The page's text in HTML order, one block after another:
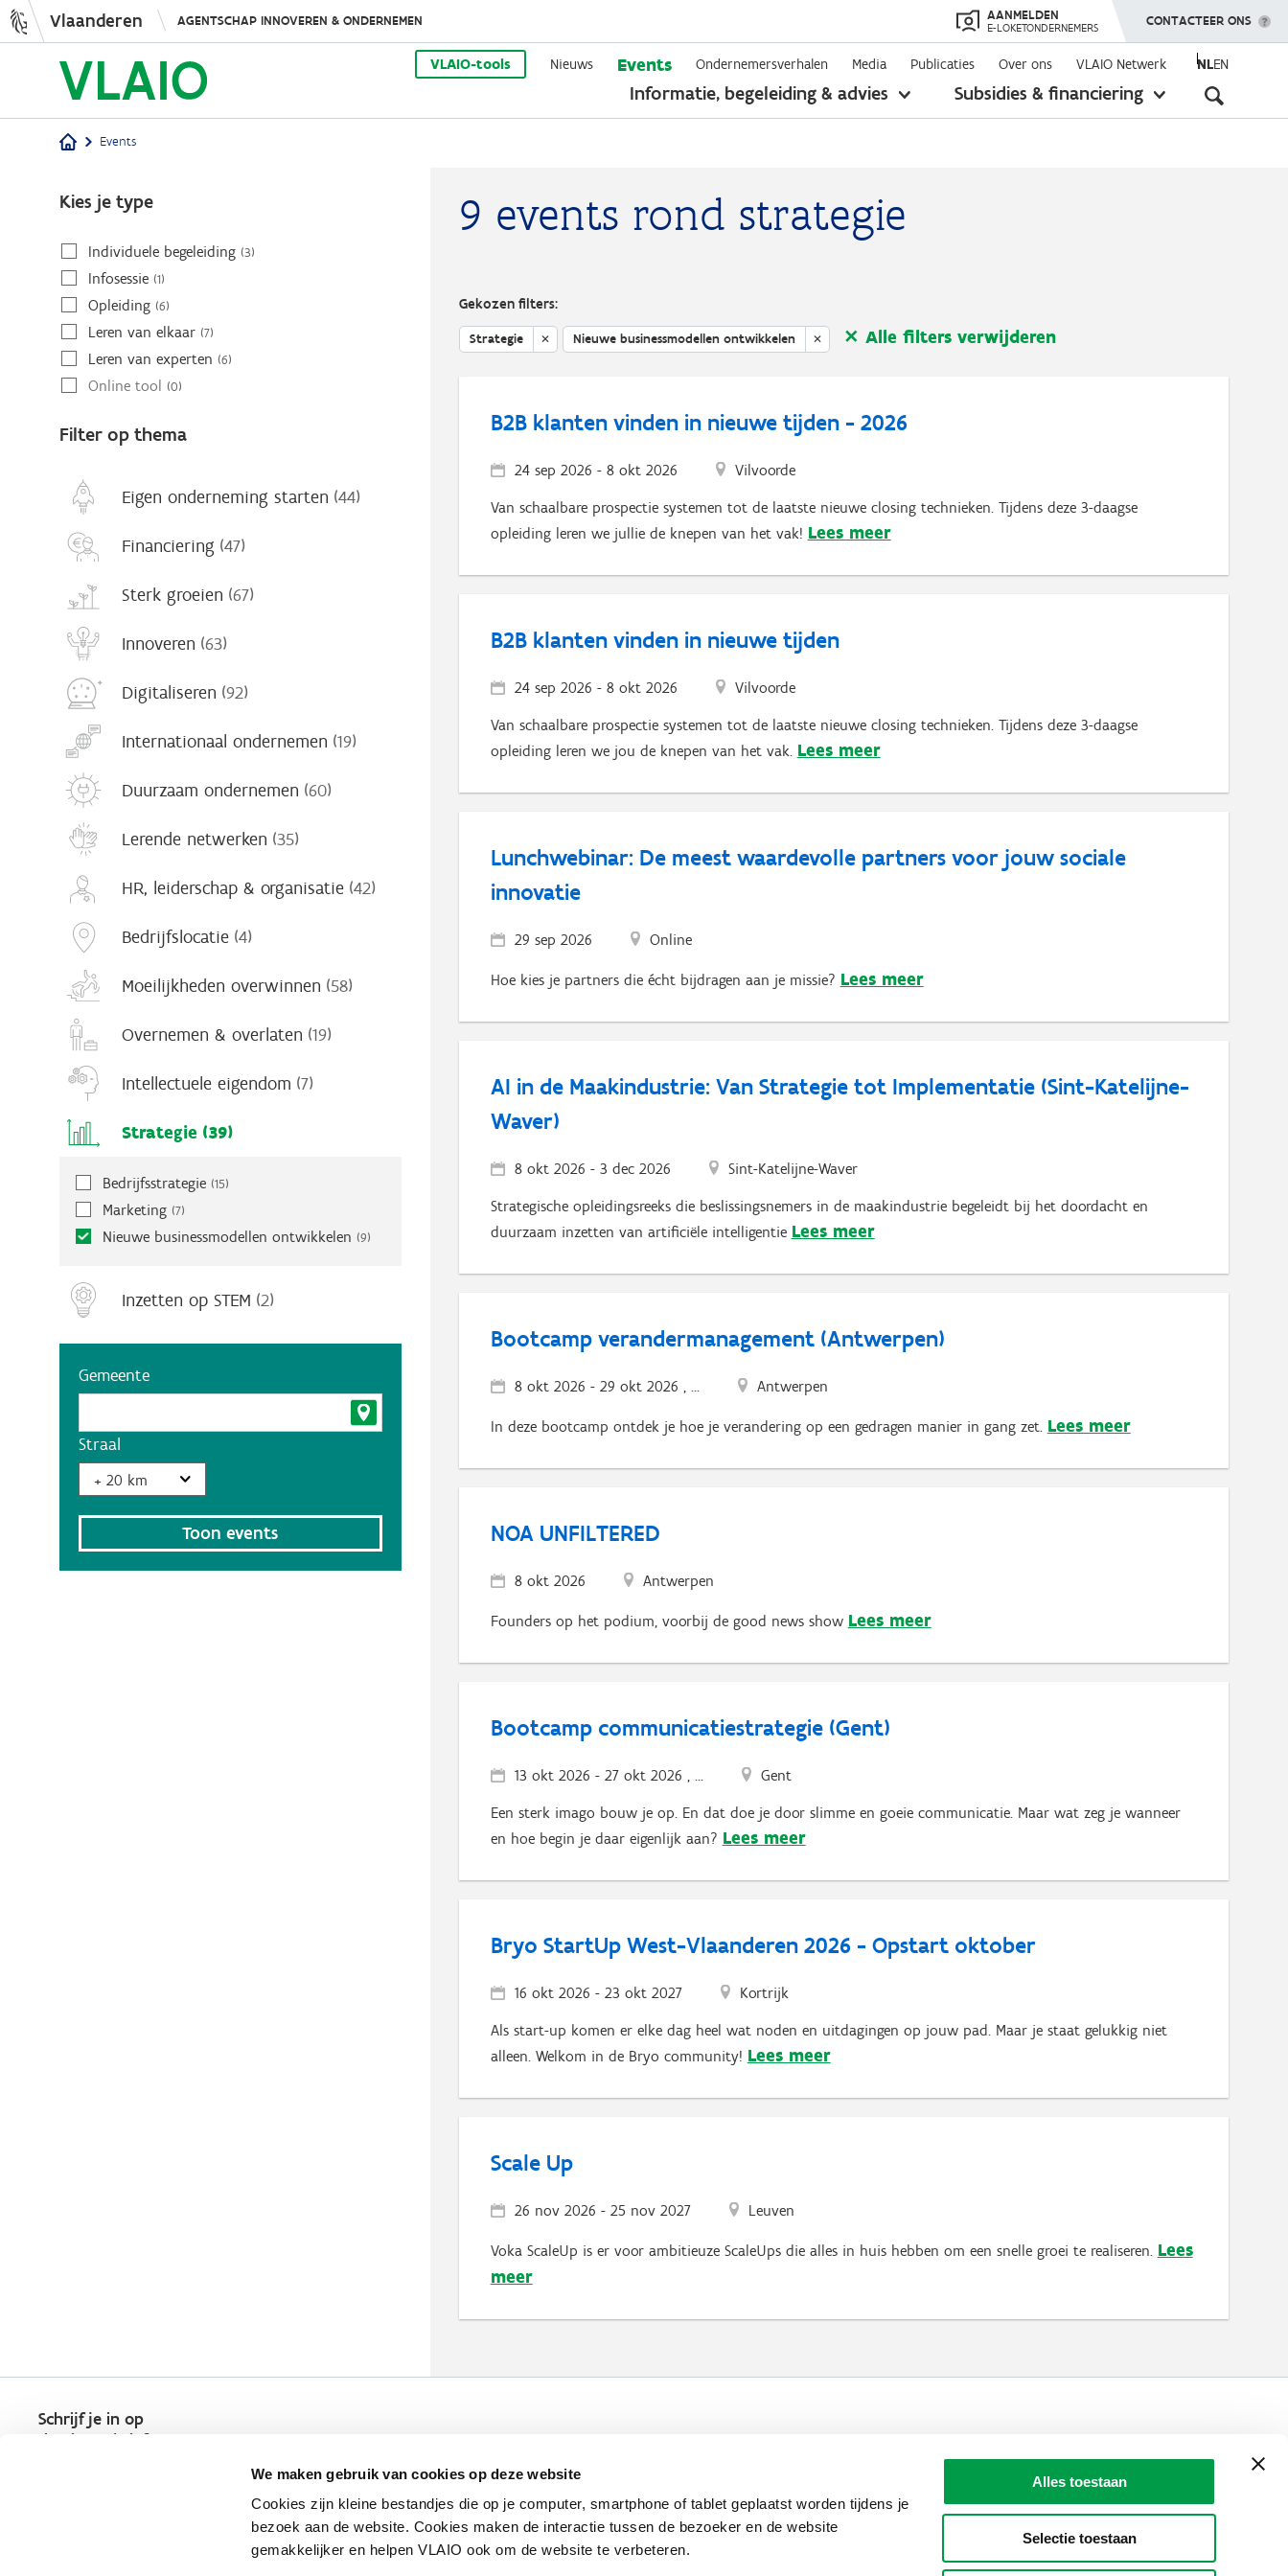
We maken gebruik van cookies op deze website
Cookies zijn kleine bestandjes die op je computer, smartphone of tablet geplaatst worden tijdens je
bezoek aan de website. Cookies maken de interactie tussen de bezoeker en de website
gemakkelijker en helpen VLAIO ook om de website te verbeteren.
Alles toestaan
Selectie toestaan
Overslaan
en
naar
de
Vlaanderen AGENTSCHAP INNOVEREN & ONDERNEMEN AANMELDEN
E-LOKETONDERNEMERS TOON MENU
CONTACTEER ONS
VLAIO-tools Nieuws Events Ondernemersverhalen Media Publicaties Over ons VLAIO Netwerk NLEN
Informatie, begeleiding & advies
toon
Subsidies & financiering
toon
Kruimelpad
Events
Kies je type
Individuele begeleiding (3)
Infosessie (1)
Opleiding (6)
Leren van elkaar (7)
Leren van experten (6)
Online tool (0)
Filter op thema
Eigen onderneming starten (44)
Financiering (47)
Sterk groeien (67)
Innoveren (63)
Digitaliseren (92)
Internationaal ondernemen (19)
Duurzaam ondernemen (60)
Lerende netwerken (35)
HR, leiderschap & organisatie (42)
Bedrijfslocatie (4)
Moeilijkheden overwinnen (58)
Overnemen & overlaten (19)
Intellectuele eigendom (7)
Strategie (39)
Bedrijfsstrategie (15)
Marketing (7)
Nieuwe businessmodellen ontwikkelen (9)
Inzetten op STEM (2)
Gemeente
Straal
9 events rond strategie
Gekozen filters:
Strategie Nieuwe businessmodellen ontwikkelen Alle filters verwijderen
B2B klanten vinden in nieuwe tijden - 2026
24 sep 2026 - 8 okt 2026 Vilvoorde
Van schaalbare prospectie systemen tot de laatste nieuwe closing technieken. Tijdens deze 3-daagse
opleiding leren we jullie de knepen van het vak! Lees meer
B2B klanten vinden in nieuwe tijden
24 sep 2026 - 8 okt 2026 Vilvoorde
Van schaalbare prospectie systemen tot de laatste nieuwe closing technieken. Tijdens deze 3-daagse
opleiding leren we jou de knepen van het vak. Lees meer
Lunchwebinar: De meest waardevolle partners voor jouw sociale
innovatie
29 sep 2026 Online
Hoe kies je partners die écht bijdragen aan je missie? Lees meer
AI in de Maakindustrie: Van Strategie tot Implementatie (Sint-Katelijne-
Waver)
8 okt 2026 - 3 dec 2026 Sint-Katelijne-Waver
Strategische opleidingsreeks die beslissingsnemers in de maakindustrie begeleidt bij het doordacht en
duurzaam inzetten van artificiële intelligentie Lees meer
Bootcamp verandermanagement (Antwerpen)
8 okt 2026 - 29 okt 2026 , ... Antwerpen
In deze bootcamp ontdek je hoe je verandering op een gedragen manier in gang zet. Lees meer
NOA UNFILTERED
8 okt 2026 Antwerpen
Founders op het podium, voorbij de good news show Lees meer
Bootcamp communicatiestrategie (Gent)
13 okt 2026 - 27 okt 2026 , ... Gent
Een sterk imago bouw je op. En dat doe je door slimme en goeie communicatie. Maar wat zeg je wanneer
en hoe begin je daar eigenlijk aan? Lees meer
Bryo StartUp West-Vlaanderen 2026 - Opstart oktober
16 okt 2026 - 23 okt 2027 Kortrijk
Als start-up komen er elke dag heel wat noden en uitdagingen op jouw pad. Maar je staat gelukkig niet
alleen. Welkom in de Bryo community! Lees meer
Scale Up
26 nov 2026 - 25 nov 2027 Leuven
Voka ScaleUp is er voor ambitieuze ScaleUps die alles in huis hebben om een snelle groei te realiseren. Lees
meer
Schrijf je in op
de nieuwsbrief
Communicatieverplichtingen & logo'sKlachten, meldingen & fraudebestrijding